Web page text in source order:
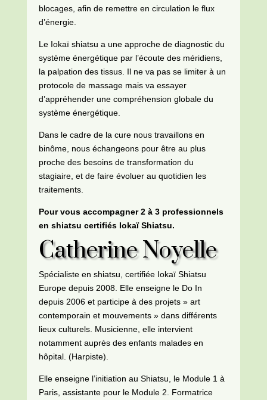
blocages, afin de remettre en circulation le flux
d’énergie.
Le Iokaï shiatsu a une approche de diagnostic du
système énergétique par l’écoute des méridiens,
la palpation des tissus. Il ne va pas se limiter à un
protocole de massage mais va essayer
d’appréhender une compréhension globale du
système énergétique.
Dans le cadre de la cure nous travaillons en
binôme, nous échangeons pour être au plus
proche des besoins de transformation du
stagiaire, et de faire évoluer au quotidien les
traitements.
Pour vous accompagner 2 à 3 professionnels
en shiatsu certifiés Iokaï Shiatsu.
Catherine Noyelle
Spécialiste en shiatsu, certifiée Iokaï Shiatsu
Europe depuis 2008. Elle enseigne le Do In
depuis 2006 et participe à des projets » art
contemporain et mouvements » dans différents
lieux culturels. Musicienne, elle intervient
notamment auprès des enfants malades en
hôpital. (Harpiste).
Elle enseigne l’initiation au Shiatsu, le Module 1 à
Paris, assistante pour le Module 2. Formatrice